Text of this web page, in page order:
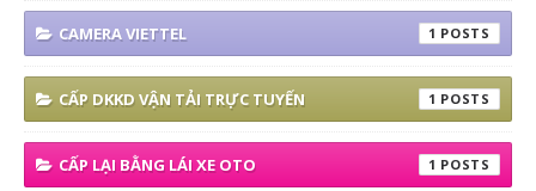
CAMERA VIETTEL 1
CẤP DKKD VẬN TẢI TRỰC TUYẾN 1
CẤP LẠI BẰNG LÁI XE OTO 1